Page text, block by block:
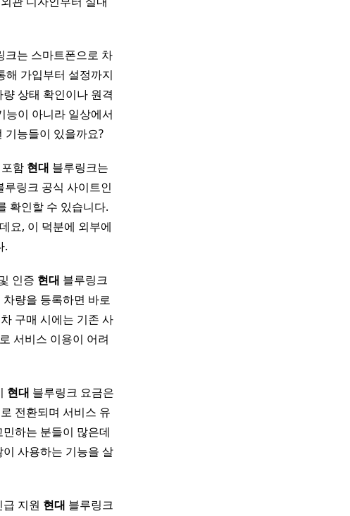
크는 스마트폰으로 차
해 가입부터 설정까지
상태 확인이나 원격
능이 아니라 일상에서
기능들이 있을까요?
함 현대 블루링크는
루링크 공식 사이트인
확인할 수 있습니다.
요, 이 덕분에 외부에
.
인증 현대 블루링크
량을 등록하면 바로
구매 시에는 기존 사
서비스 이용이 어려
현대 블루링크 요금은
전환되며 서비스 유
하는 분들이 많은데
사용하는 기능을 살
지원 현대 블루링크